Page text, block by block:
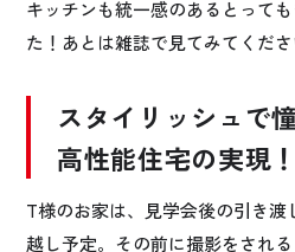
キッチンも統一感のあるとって
た！あとは雑誌で見てみてくださ
スタイリッシュで
高性能住宅の実現！
T様のお家は、見学会後の引き渡
越し予定。その前に撮影をされ